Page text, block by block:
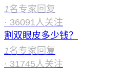
1名专家回复
· 36091人关注
割双眼皮多少钱？
1名专家回复
· 31745人关注